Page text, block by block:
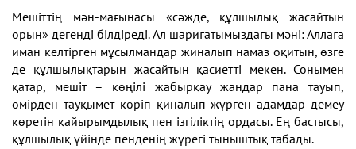
Мешіттің мән-мағынасы «сәжде, құлшылық жасайтын
орын» дегенді білдіреді. Ал шариға­тымыздағы мәні: Аллаға
иман келтірген мұсылмандар жиналып намаз оқитын, өзге
де құлшылықтарын жасайтын қасиетті мекен. Сонымен
қатар, мешіт – көңілі жабырқау жандар пана тауып,
өмірден тауқымет көріп қиналып жүрген адамдар демеу
көретін қайырымдылық пен ізгіліктің ордасы. Ең бастысы,
құлшылық үйінде пенденің жүрегі тыныштық табады.